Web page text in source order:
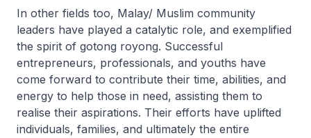
In other fields too, Malay/ Muslim community
leaders have played a catalytic role, and exemplified
the spirit of gotong royong. Successful
entrepreneurs, professionals, and youths have
come forward to contribute their time, abilities, and
energy to help those in need, assisting them to
realise their aspirations. Their efforts have uplifted
individuals, families, and ultimately the entire